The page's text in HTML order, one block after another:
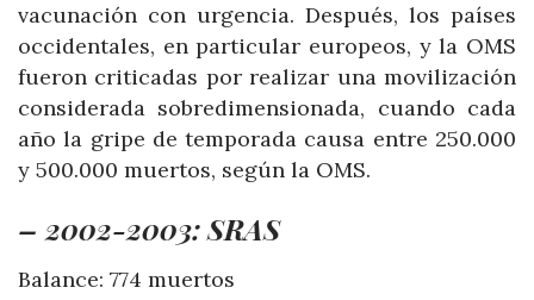
vacunación con urgencia. Después, los países
occidentales, en particular europeos, y la OMS
fueron criticadas por realizar una movilización
considerada sobredimensionada, cuando cada
año la gripe de temporada causa entre 250.000
y 500.000 muertos, según la OMS.
– 2002-2003: SRAS
Balance: 774 muertos